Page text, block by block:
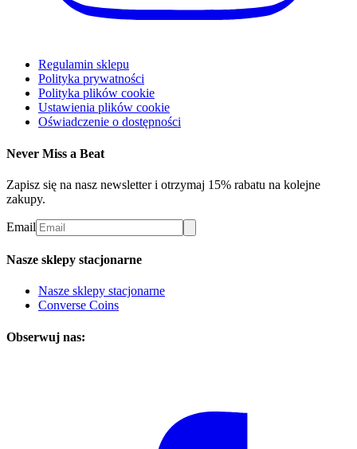
Regulamin sklepu
Polityka prywatności
Polityka plików cookie
Ustawienia plików cookie
Oświadczenie o dostępności
Never Miss a Beat
Zapisz się na nasz newsletter i otrzymaj 15% rabatu na kolejne
zakupy.
Email
Nasze sklepy stacjonarne
Nasze sklepy stacjonarne
Converse Coins
Obserwuj nas: